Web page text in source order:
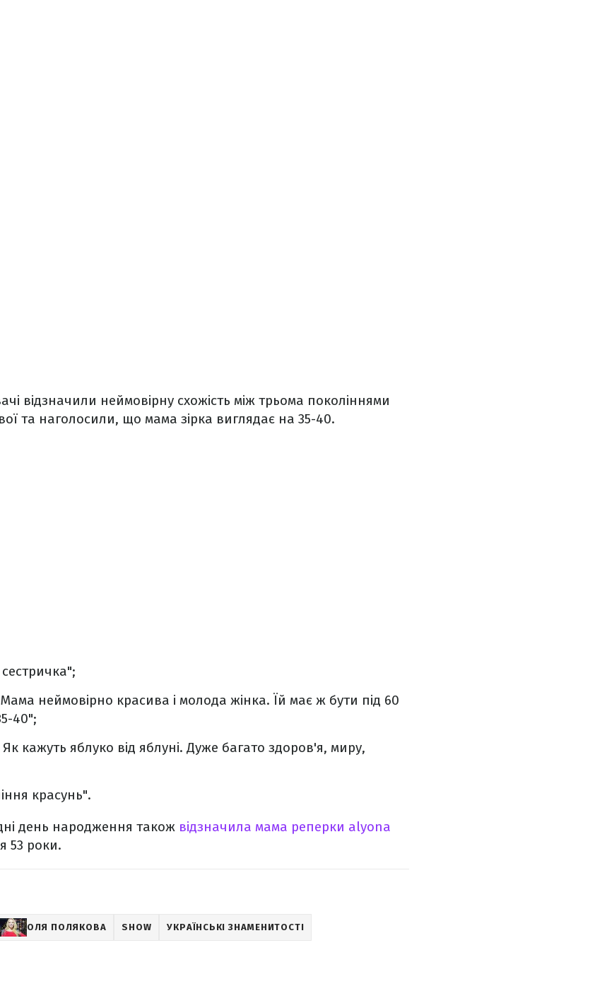
відзначили неймовірну схожість між трьома поколіннями
та наголосили, що мама зірка виглядає на 35-40.
неймовірно красива і молода жінка. Їй має ж бути під 60
40";
кажуть яблуко від яблуні. Дуже багато здоров'я, миру,
красунь".
день народження також відзначила мама реперки аlyona
53 роки.
ОЛЯ ПОЛЯКОВА SHOW УКРАЇНСЬКІ ЗНАМЕНИТОСТІ